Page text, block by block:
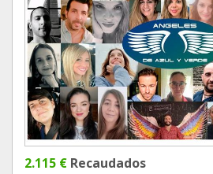
2.115 € Recaudados